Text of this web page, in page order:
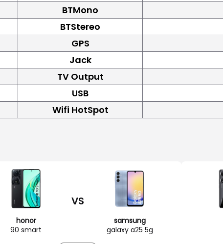
BTMono
BTStereo
GPS
Jack
TV Output
USB
Wifi HotSpot
honor
90 smart
VS
samsung
galaxy a25 5g